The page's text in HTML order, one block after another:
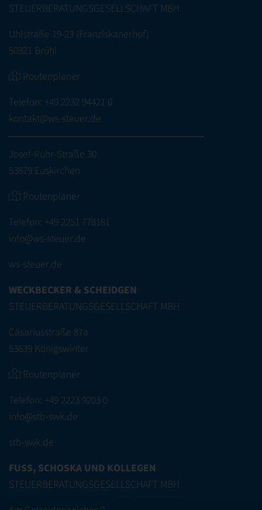
STEUERBERATUNGSGESELLSCHAFT MBH
Uhlstraße 19-23 (Franziskanerhof)
50321 Brühl
Routenplaner
Telefon: +49 2232 94421 0
kontakt@ws-steuer.de
Josef-Ruhr-Straße 30
53879 Euskirchen
Routenplaner
Telefon: +49 2251 778181
info@ws-steuer.de
ws-steuer.de
WECKBECKER & SCHEIDGEN
STEUERBERATUNGSGESELLSCHAFT MBH
Cäsariusstraße 87a
53639 Königswinter
Routenplaner
Telefon: +49 2223 9203 0
info@stb-swk.de
stb-swk.de
FUSS, SCHOSKA UND KOLLEGEN
STEUERBERATUNGSGESELLSCHAFT MBH